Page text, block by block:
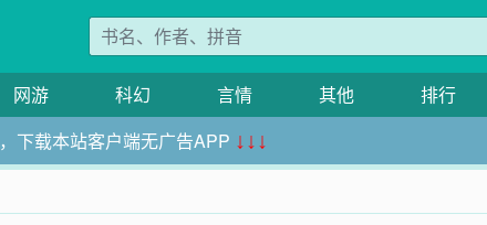
网游 科幻 言情 其他 排行
下载本站客户端无广告APP ↓↓↓